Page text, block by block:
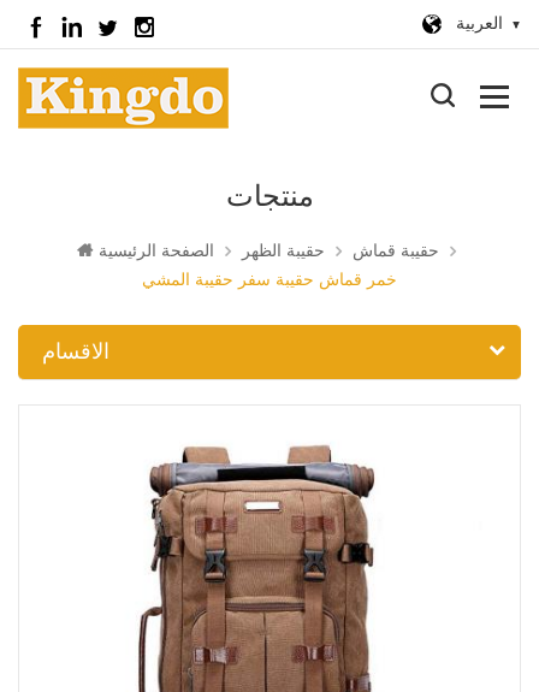
العربية
منتجات
الصفحة الرئيسية حقيبة الظهر
حقيبة قماش
خمر قماش حقيبة سفر حقيبة المشي
الاقسام